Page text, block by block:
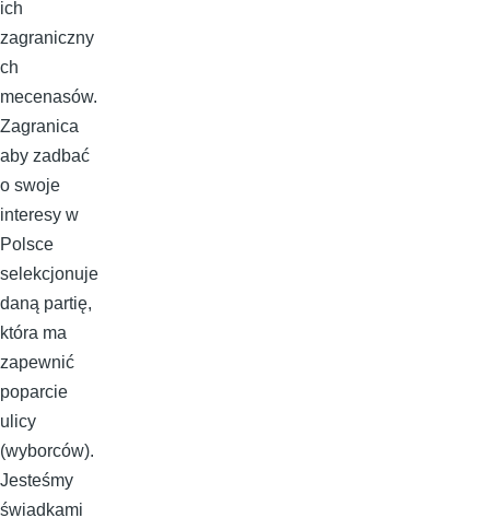
ich
zagraniczny
ch
mecenasów.
Zagranica
aby zadbać
o swoje
interesy w
Polsce
selekcjonuje
daną partię,
która ma
zapewnić
poparcie
ulicy
(wyborców).
Jesteśmy
świadkami